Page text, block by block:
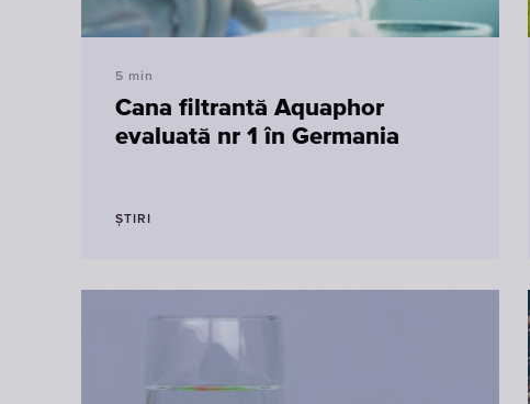
5 min
Cana filtrantă Aquaphor
evaluată nr 1 în Germania
ȘTIRI